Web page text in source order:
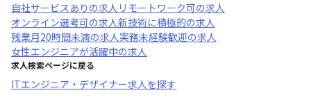
自社サービスあり の求人 リモートワーク可の求人
オンライン選考可の求人新技術に積極的の求人
残業月20時間未満の求人実務未経験歓迎の求人
女性エンジニアが活躍中の求人
求人検索ページに戻る
ITエンジニア・デザイナー求人を探す